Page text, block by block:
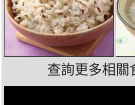
查詢更多相關